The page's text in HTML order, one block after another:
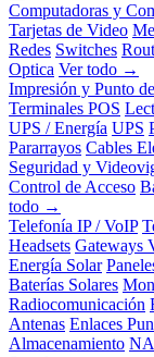
Computadoras y
Tarjetas de Video
Redes Switches
Optica Ver todo →
Impresión y Punto
Terminales POS
UPS / Energía UPS
Pararrayos Cables
Seguridad y
Control de Acceso
todo →
Telefonía IP / VoIP
Headsets Gateways
Energía Solar
Baterías Solares
Radiocomunicación
Antenas Enlaces
Almacenamiento